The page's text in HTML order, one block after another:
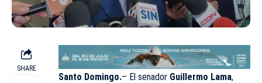
SHARE
Santo Domingo.– El senador Guillermo Lama,